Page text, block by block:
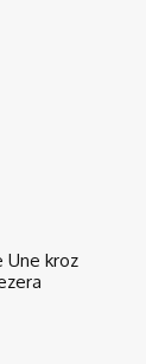
Une kroz